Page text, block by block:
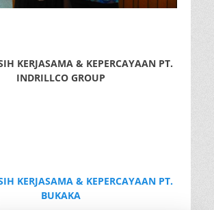
KERJASAMA & KEPERCAYAAN PT.
INDRILLCO GROUP
KERJASAMA & KEPERCAYAAN PT.
BUKAKA